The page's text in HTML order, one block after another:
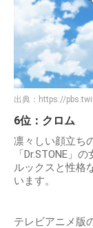
出典： https://
6位：クロム
凛々しい顔立ち
「Dr.STONE」
ルックスと性格
います。
テレビアニメ版